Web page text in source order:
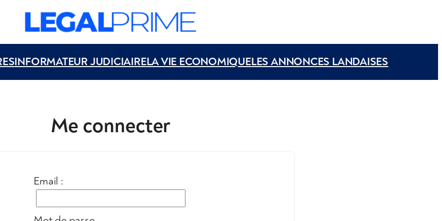
INFORMATEUR JUDICIAIRELA VIE ECONOMIQUELES ANNONCES LANDAISES
Me connecter
Email :